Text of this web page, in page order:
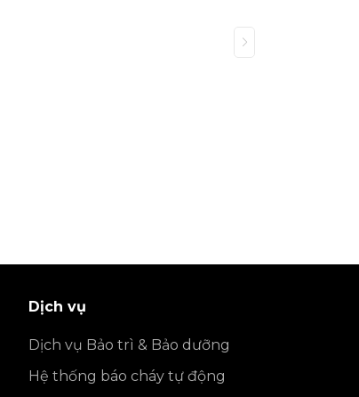
Với trụ nước BQP của
tới 2 năm.
Dịch vụ
Dịch vụ Bảo trì & Bảo dưỡng
Hệ thống báo cháy tự động